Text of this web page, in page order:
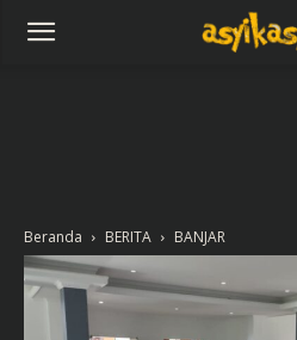
Beranda BERITA BANJAR